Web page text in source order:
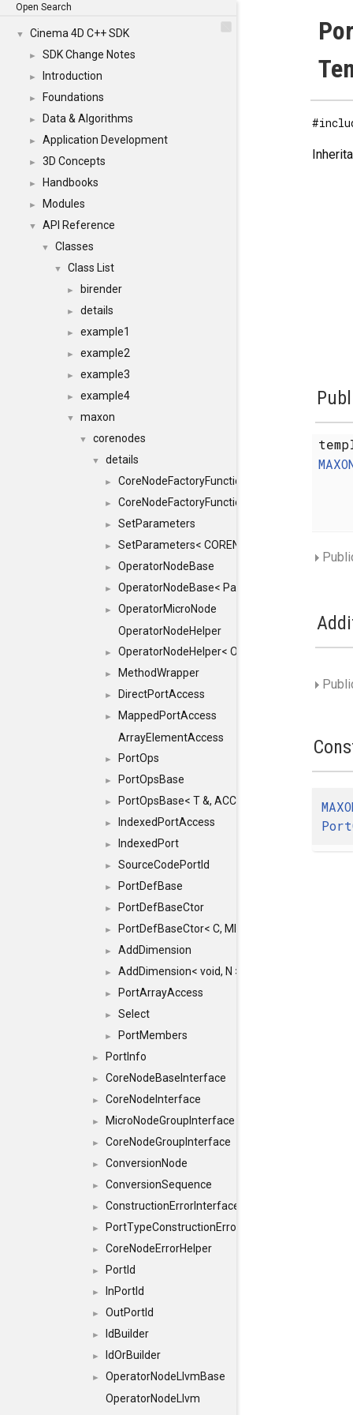
Open Search
▼ Cinema 4D C++ SDK
► SDK Change Notes
► Introduction
► Foundations
► Data & Algorithms
► Application Development
► 3D Concepts
► Handbooks
► Modules
▼ API Reference
▼ Classes
▼ Class List
► birender
► details
► example1
► example2
► example3
► example4
▼ maxon
▼ corenodes
▼ details
► CoreNodeFactoryFunctionHelper
► CoreNodeFactoryFunctionHelper< true >
► SetParameters
► SetParameters< CORENODE, typename
► OperatorNodeBase
► OperatorNodeBase< ParameterPack< IN >, 0 >
►
OperatorMicroNode
OperatorNodeHelper
► OperatorNodeHelper< OP, RESULT, TYPES,
► MethodWrapper
► DirectPortAccess
►
MappedPortAccess
ArrayElementAccess
► PortOps
► PortOpsBase
► PortOpsBase< T &, ACCESS >
► IndexedPortAccess
► IndexedPort
► SourceCodePortId
► PortDefBase
► PortDefBaseCtor
► PortDefBaseCtor< C, MICRO, HASH, FLAGS,
► AddDimension
► AddDimension< void, N >
► PortArrayAccess
► Select
► PortMembers
► PortInfo
► CoreNodeBaseInterface
► CoreNodeInterface
► MicroNodeGroupInterface
► CoreNodeGroupInterface
► ConversionNode
► ConversionSequence
► ConstructionErrorInterface
► PortTypeConstructionErrorInterface
► CoreNodeErrorHelper
► PortId
► InPortId
► OutPortId
► IdBuilder
► IdOrBuilder
►
OperatorNodeLlvmBase
OperatorNodeLlvm